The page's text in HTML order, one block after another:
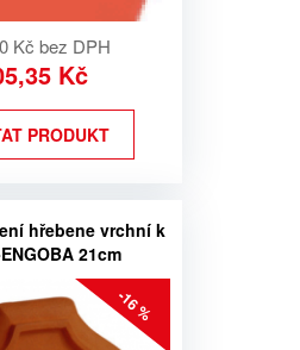
Kč bez DPH
Kč
PRODUKT
hřebene vrchní k
21cm
-16 %